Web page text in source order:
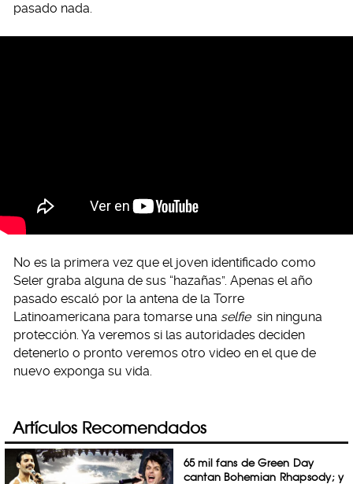
pasado nada.
No es la primera vez que el joven identificado como
Seler graba alguna de sus “hazañas”. Apenas el año
pasado escaló por la antena de la Torre
Latinoamericana para tomarse una selfie sin ninguna
protección. Ya veremos si las autoridades deciden
detenerlo o pronto veremos otro video en el que de
nuevo exponga su vida.
Artículos Recomendados
65 mil fans de Green Day
cantan Bohemian Rhapsody; y